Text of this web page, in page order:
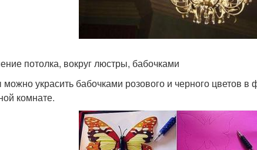
потолка, вокруг люстры, бабочками
украсить бабочками розового и черного цветов в
комнате.